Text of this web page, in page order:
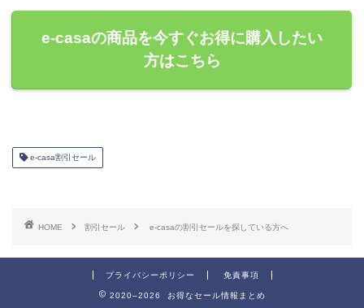
e-casaの商品を今すぐお得に購入したい
方はこちら
e-casa割引セール
HOME 割引セール e-casaの割引セールを探している方へ
プライバシーポリシー 免責事項
2020–2026 お得なセール情報まとめ